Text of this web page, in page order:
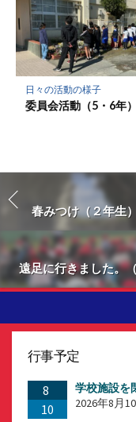
日々の活動の様子
委員会活動（5・6年）
春みつけ（２年生）
遠足に行きました。
行事予定
8
10
学校施設を
2026年8月